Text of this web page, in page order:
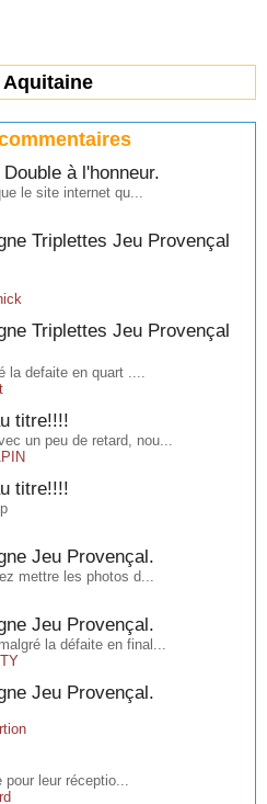
à l'honneur.
le site internet qu...
Triplettes Jeu Provençal
Triplettes Jeu Provençal
la defaite en quart ....
titre!!!!
un peu de retard, nou...
titre!!!!
Jeu Provençal.
mettre les photos d...
Jeu Provençal.
la défaite en final...
Jeu Provençal.
pour leur réceptio...